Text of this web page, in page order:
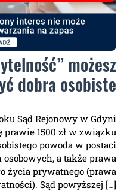
możesz
dobra osobiste
Sąd Rejonowy w Gdyni
prawie 1500 zł w związku
powoda w postaci
a także prawa
życia prywatnego (prawa
Sąd powyższej […]